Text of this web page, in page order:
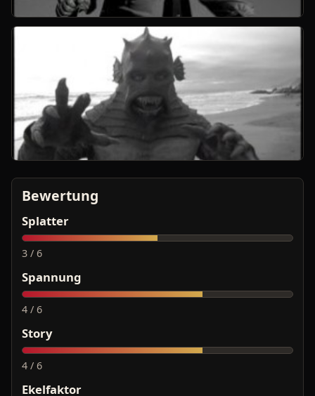
Bewertung
Splatter
3 / 6
Spannung
4 / 6
Story
4 / 6
Ekelfaktor